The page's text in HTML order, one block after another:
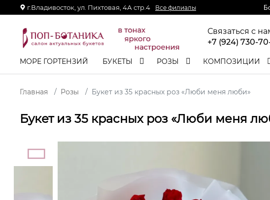
г.Владивосток, ул. Пихтовая, 4А стр.4 Все филиалы
Связаться с
+7 (924) 730-
МОРЕ ГОРТЕНЗИЙ БУКЕТЫ РОЗЫ КОМПОЗИЦИИ
Главная Розы Букет из 35 красных роз «Люби меня люби»
Букет из 35 красных роз «Люби меня